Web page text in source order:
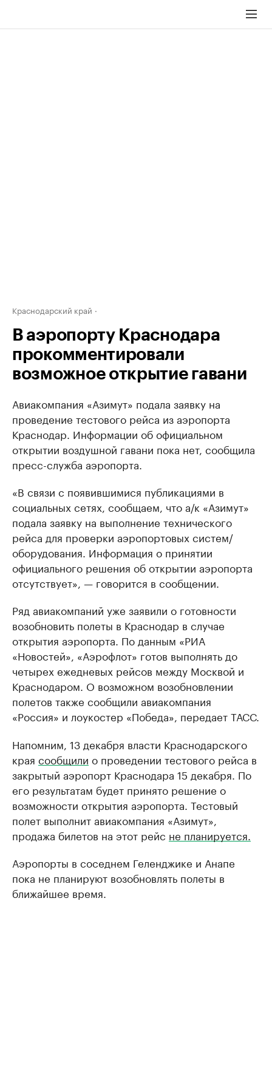
Краснодарский край
В аэропорту Краснодара
прокомментировали
возможное открытие гавани
Авиакомпания «Азимут» подала заявку на
проведение тестового рейса из аэропорта
Краснодар. Информации об официальном
открытии воздушной гавани пока нет, сообщила
пресс-служба аэропорта.
«В связи с появившимися публикациями в
социальных сетях, сообщаем, что а/к «Азимут»
подала заявку на выполнение технического
рейса для проверки аэропортовых систем/
оборудования. Информация о принятии
официального решения об открытии аэропорта
отсутствует», — говорится в сообщении.
Ряд авиакомпаний уже заявили о готовности
возобновить полеты в Краснодар в случае
открытия аэропорта. По данным «РИА
«Новостей», «Аэрофлот» готов выполнять до
четырех ежедневых рейсов между Москвой и
Краснодаром. О возможном возобновлении
полетов также сообщили авиакомпания
«Россия» и лоукостер «Победа», передает ТАСС.
Напомним, 13 декабря власти Краснодарского
края сообщили о проведении тестового рейса в
закрытый аэропорт Краснодара 15 декабря. По
его результатам будет принято решение о
возможности открытия аэропорта. Тестовый
полет выполнит авиакомпания «Азимут»,
продажа билетов на этот рейс не планируется.
Аэропорты в соседнем Геленджике и Анапе
пока не планируют возобновлять полеты в
ближайшее время.